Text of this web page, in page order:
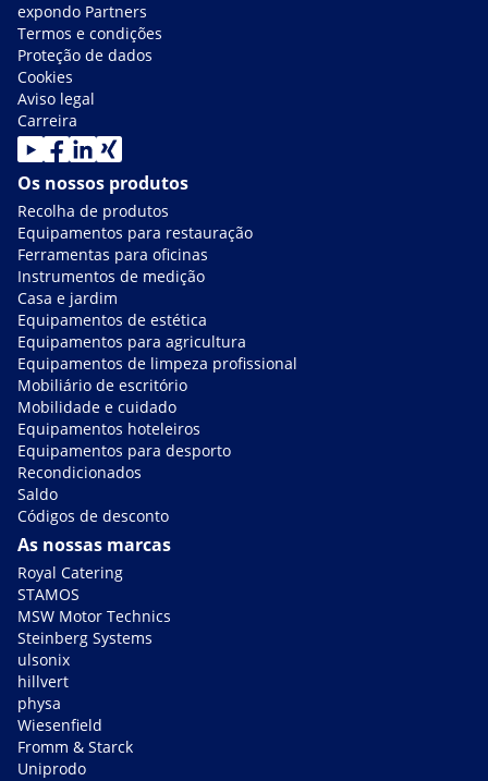
expondo Partners
Termos e condições
Proteção de dados
Cookies
Aviso legal
Carreira
Os nossos produtos
Recolha de produtos
Equipamentos para restauração
Ferramentas para oficinas
Instrumentos de medição
Casa e jardim
Equipamentos de estética
Equipamentos para agricultura
Equipamentos de limpeza profissional
Mobiliário de escritório
Mobilidade e cuidado
Equipamentos hoteleiros
Equipamentos para desporto
Recondicionados
Saldo
Códigos de desconto
As nossas marcas
Royal Catering
STAMOS
MSW Motor Technics
Steinberg Systems
ulsonix
hillvert
physa
Wiesenfield
Fromm & Starck
Uniprodo